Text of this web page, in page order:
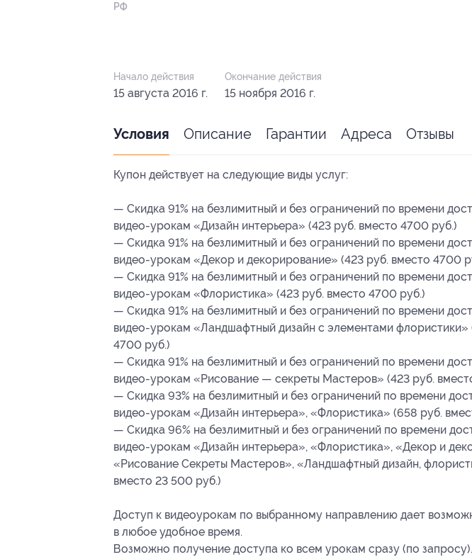
РФ
Начало действия
15 августа 2016 г.
Окончание действия
15 ноября 2016 г.
Условия Описание Гарантии Адреса Отзывы
Купон действует на следующие виды услуг:
— Скидка 91% на безлимитный и без ограничений по времени
видео-урокам «Дизайн интерьера» (423 руб. вместо 4700 руб.)
— Скидка 91% на безлимитный и без ограничений по времени
видео-урокам «Декор и декорирование» (423 руб. вместо 4700
— Скидка 91% на безлимитный и без ограничений по времени
видео-урокам «Флористика» (423 руб. вместо 4700 руб.)
— Скидка 91% на безлимитный и без ограничений по времени
видео-урокам «Ландшафтный дизайн c элементами флористики»
4700 руб.)
— Скидка 91% на безлимитный и без ограничений по времени
видео-урокам «Рисование — секреты Мастеров» (423 руб.
— Скидка 93% на безлимитный и без ограничений по времени
видео-урокам «Дизайн интерьера», «Флористика» (658 руб.
— Скидка 96% на безлимитный и без ограничений по времени
видео-урокам «Дизайн интерьера», «Флористика», «Декор и
«Рисование Секреты Мастеров», «Ландшафтный дизайн,
вместо 23 500 руб.)
Доступ к видеоурокам по выбранному направлению дает
в любое удобное время.
Возможно получение доступа ко всем урокам сразу (по запросу).